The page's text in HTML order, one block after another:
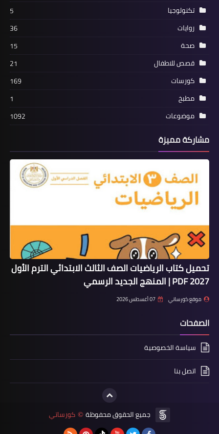
تكنولوجيا
5
روايات
36
صحة
15
قصص للاطفال
21
كورسات
169
مطبخ
1
موضوعات
1092
مشاركة مميزة
تحميل كتاب الرياضيات الصف الثالث الابتدائي الترم الأول
2027 PDF | المنهج الجديد الرسمي
موقع كورساتي 07 أغسطس 2026
الصفحات
سياسة الخصوصية
اتصل بنا
جميع الحقوق محفوظة © كورساتي